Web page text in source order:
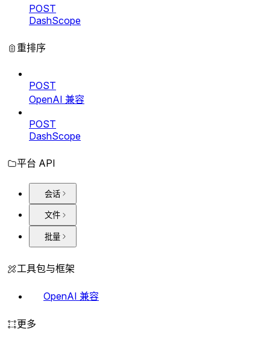
POST
DashScope
重排序
POST
OpenAI 兼容
POST
DashScope
平台 API
会话
文件
批量
工具包与框架
OpenAI 兼容
更多